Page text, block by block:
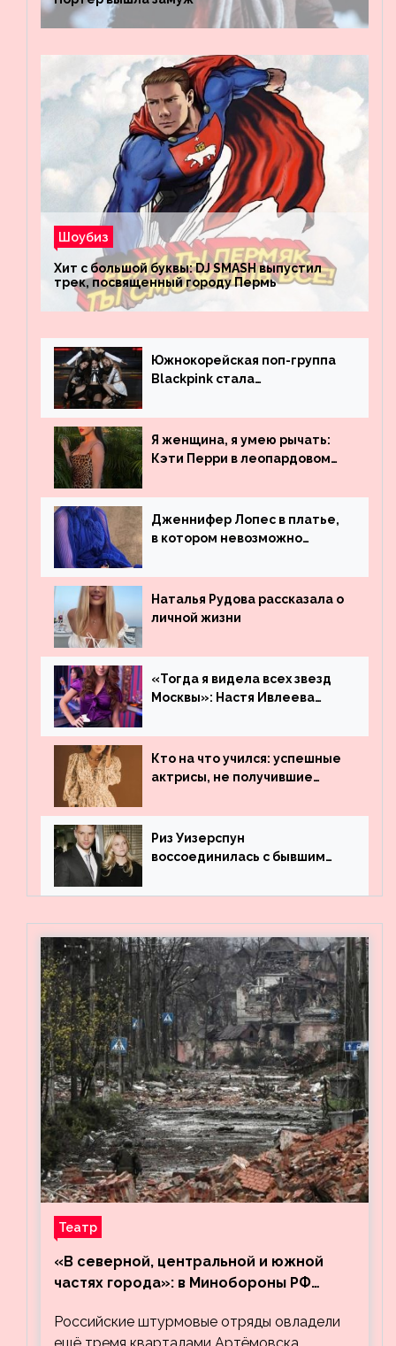
Шоубиз
Хит с большой буквы: DJ SMASH выпустил
трек, посвященный городу Пермь
Южнокорейская поп-группа
Blackpink стала
просмотрам на YouTube. Они
обогнали даже Джастина
Бибера
Я женщина, я умею рычать:
Кэти Перри в леопардовом
Дженнифер Лопес в платье,
в котором невозможно
Наталья Рудова рассказала о
личной жизни
«Тогда я видела всех звезд
Москвы»: Настя Ивлеева
популярности и выложила
архивные фото
Кто на что учился: успешные
актрисы, не получившие
Риз Уизерспун
воссоединилась с бывшим
Театр
«В северной, центральной и южной
частях города»: в Минобороны РФ
кварталов Артёмовска
Российские штурмовые отряды овладели